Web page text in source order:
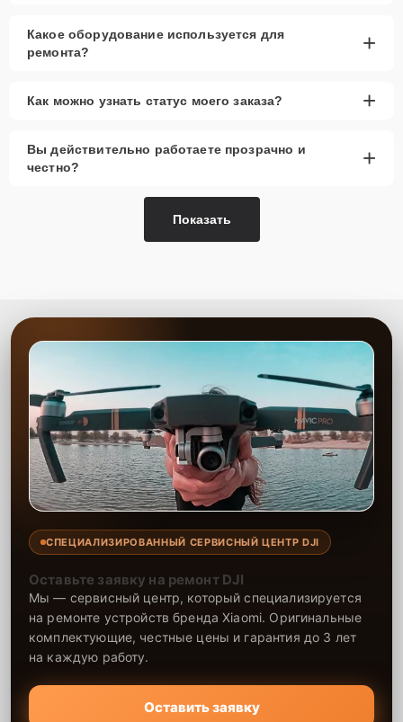
Какое оборудование используется для
ремонта?
+
Как можно узнать статус моего заказа? +
Вы действительно работаете прозрачно и
честно?
+
Показать
СПЕЦИАЛИЗИРОВАННЫЙ СЕРВИСНЫЙ ЦЕНТР DJI
Оставьте заявку на ремонт DJI
Мы — сервисный центр, который специализируется
на ремонте устройств бренда Xiaomi. Оригинальные
комплектующие, честные цены и гарантия до 3 лет
на каждую работу.
Оставить заявку